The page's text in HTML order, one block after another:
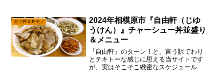
カツ丼＆丼モノ
2024年相模原市『自由軒（じゆ
うけん）』チャーシュー丼並盛り
＆メニュー
『自由軒』のターン！と、言う訳でわり
とテキトーな感じに思える当サイトです
が、実はそこそこ緻密なスケジュールで